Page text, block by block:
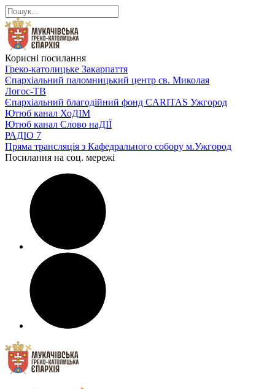
Корисні посилання
Греко-католицьке Закарпаття
Єпархіальний паломницький центр св. Миколая
Логос-ТВ
Єпархіальний благодійний фонд CARITAS Ужгород
Ютюб канал ХоДІМ
Ютюб канал Слово наДІЇ
РАДІО 7
Пряма трансляція з Кафедрального собору м.Ужгород
Посилання на соц. мережі